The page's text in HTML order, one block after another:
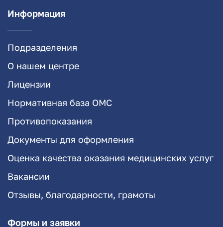
Информация
Подразделения
О нашем центре
Лицензии
Нормативная база ОМС
Противопоказания
Документы для оформления
Оценка качества оказания медицинских услуг
Вакансии
Отзывы, благодарности, грамоты
Формы и заявки